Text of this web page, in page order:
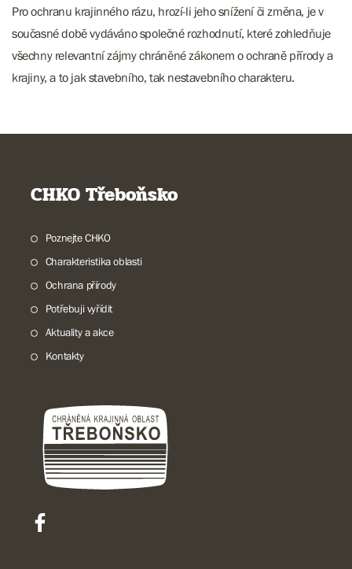
Pro ochranu krajinného rázu, hrozí-li jeho snížení či změna, je v
současné době vydáváno společné rozhodnutí, které zohledňuje
všechny relevantní zájmy chráněné zákonem o ochraně přírody a
krajiny, a to jak stavebního, tak nestavebního charakteru.
CHKO Třeboňsko
Poznejte CHKO
Charakteristika oblasti
Ochrana přírody
Potřebuji vyřídit
Aktuality a akce
Kontakty